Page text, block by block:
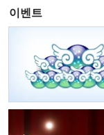
이벤트